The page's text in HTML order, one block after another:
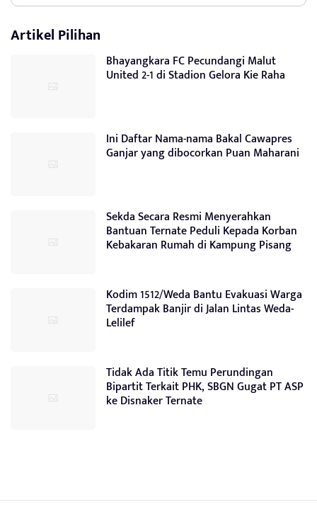
Artikel Pilihan
Bhayangkara FC Pecundangi Malut
United 2-1 di Stadion Gelora Kie Raha
Ini Daftar Nama-nama Bakal Cawapres
Ganjar yang dibocorkan Puan Maharani
Sekda Secara Resmi Menyerahkan
Bantuan Ternate Peduli Kepada Korban
Kebakaran Rumah di Kampung Pisang
Kodim 1512/Weda Bantu Evakuasi Warga
Terdampak Banjir di Jalan Lintas Weda-
Lelilef
Tidak Ada Titik Temu Perundingan
Bipartit Terkait PHK, SBGN Gugat PT ASP
ke Disnaker Ternate